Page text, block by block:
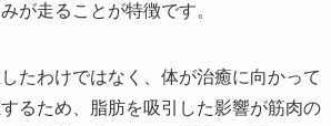
が走ることが特徴です。
たわけではなく、体が治癒に向かって
るため、脂肪を吸引した影響が筋肉の